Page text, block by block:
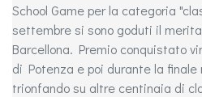
School Game per la categoria
settembre si sono goduti il
Barcellona. Premio conquistato
di Potenza e poi durante la
trionfando su altre centinaia di